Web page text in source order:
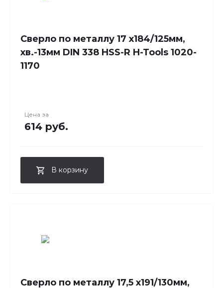
Сверло по металлу 17 x184/125мм,
хв.-13мм DIN 338 HSS-R H-Tools 1020-
1170
Цена за
614 руб.
В корзину
Сверло по металлу 17,5 x191/130мм,